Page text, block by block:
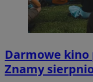
Darmowe kino
Znamy